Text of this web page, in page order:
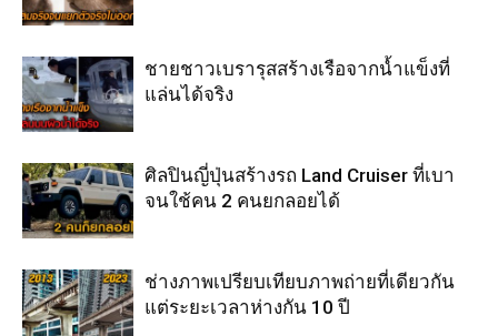
ชายชาวเบรารุสสร้างเรือจากน้ำแข็งที่
แล่นได้จริง
ศิลปินญี่ปุ่นสร้างรถ Land Cruiser ที่เบา
จนใช้คน 2 คนยกลอยได้
ช่างภาพเปรียบเทียบภาพถ่ายที่เดียวกัน
แต่ระยะเวลาห่างกัน 10 ปี